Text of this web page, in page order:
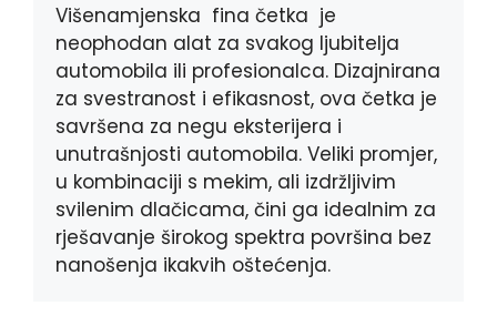
k
e
r
p
Višenamjenska fina četka je
neophodan alat za svakog ljubitelja
automobila ili profesionalca. Dizajnirana
za svestranost i efikasnost, ova četka je
savršena za negu eksterijera i
unutrašnjosti automobila. Veliki promjer,
u kombinaciji s mekim, ali izdržljivim
svilenim dlačicama, čini ga idealnim za
rješavanje širokog spektra površina bez
nanošenja ikakvih oštećenja.